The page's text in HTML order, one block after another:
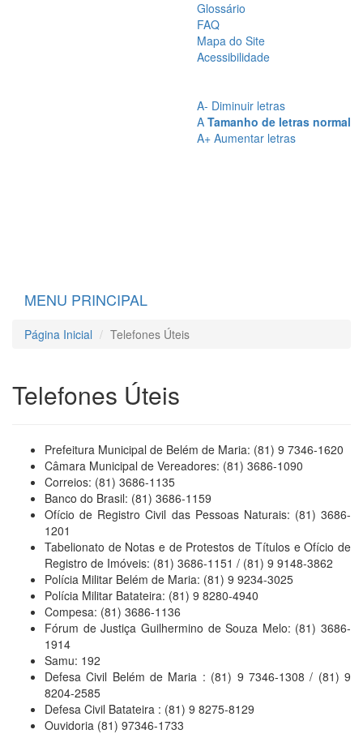
Glossário
FAQ
Mapa do Site
Acessibilidade
A- Diminuir letras
A Tamanho de letras normal
A+ Aumentar letras
MENU PRINCIPAL
Página Inicial Telefones Úteis
Telefones Úteis
Prefeitura Municipal de Belém de Maria: (81) 9 7346-1620
Câmara Municipal de Vereadores: (81) 3686-1090
Correios: (81) 3686-1135
Banco do Brasil: (81) 3686-1159
Ofício de Registro Civil das Pessoas Naturais: (81) 3686-
1201
Tabelionato de Notas e de Protestos de Títulos e Ofício de
Registro de Imóveis: (81) 3686-1151 / (81) 9 9148-3862
Polícia Militar Belém de Maria: (81) 9 9234-3025
Polícia Militar Batateira: (81) 9 8280-4940
Compesa: (81) 3686-1136
Fórum de Justiça Guilhermino de Souza Melo: (81) 3686-
1914
Samu: 192
Defesa Civil Belém de Maria : (81) 9 7346-1308 / (81) 9
8204-2585
Defesa Civil Batateira : (81) 9 8275-8129
Ouvidoria (81) 97346-1733